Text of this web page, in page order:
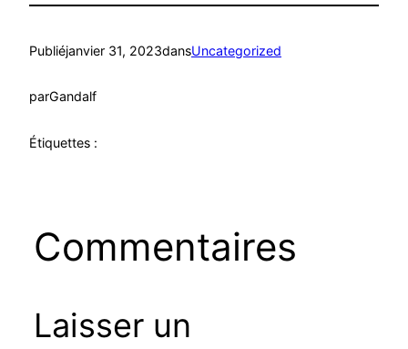
Publiéjanvier 31, 2023dansUncategorized
parGandalf
Étiquettes :
Commentaires
Laisser un